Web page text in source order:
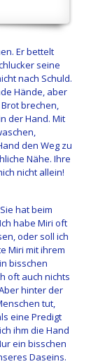
Er bettelt
seine
nach Schuld.
Hände, aber
brechen,
der Hand. Mit
den Weg zu
Nähe. Ihre
nicht allein!
hat beim
habe Miri oft
oder soll ich
Miri mit ihrem
bisschen
oft auch nichts
hinter der
tut,
eine Predigt
ihm die Hand
ein bisschen
Daseins.